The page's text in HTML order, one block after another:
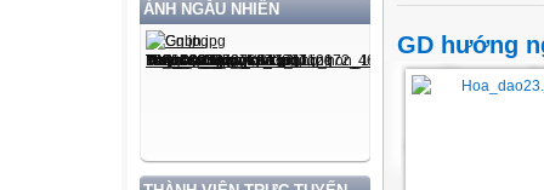
ẢNH NGẪU NHIÊN
GD hướng